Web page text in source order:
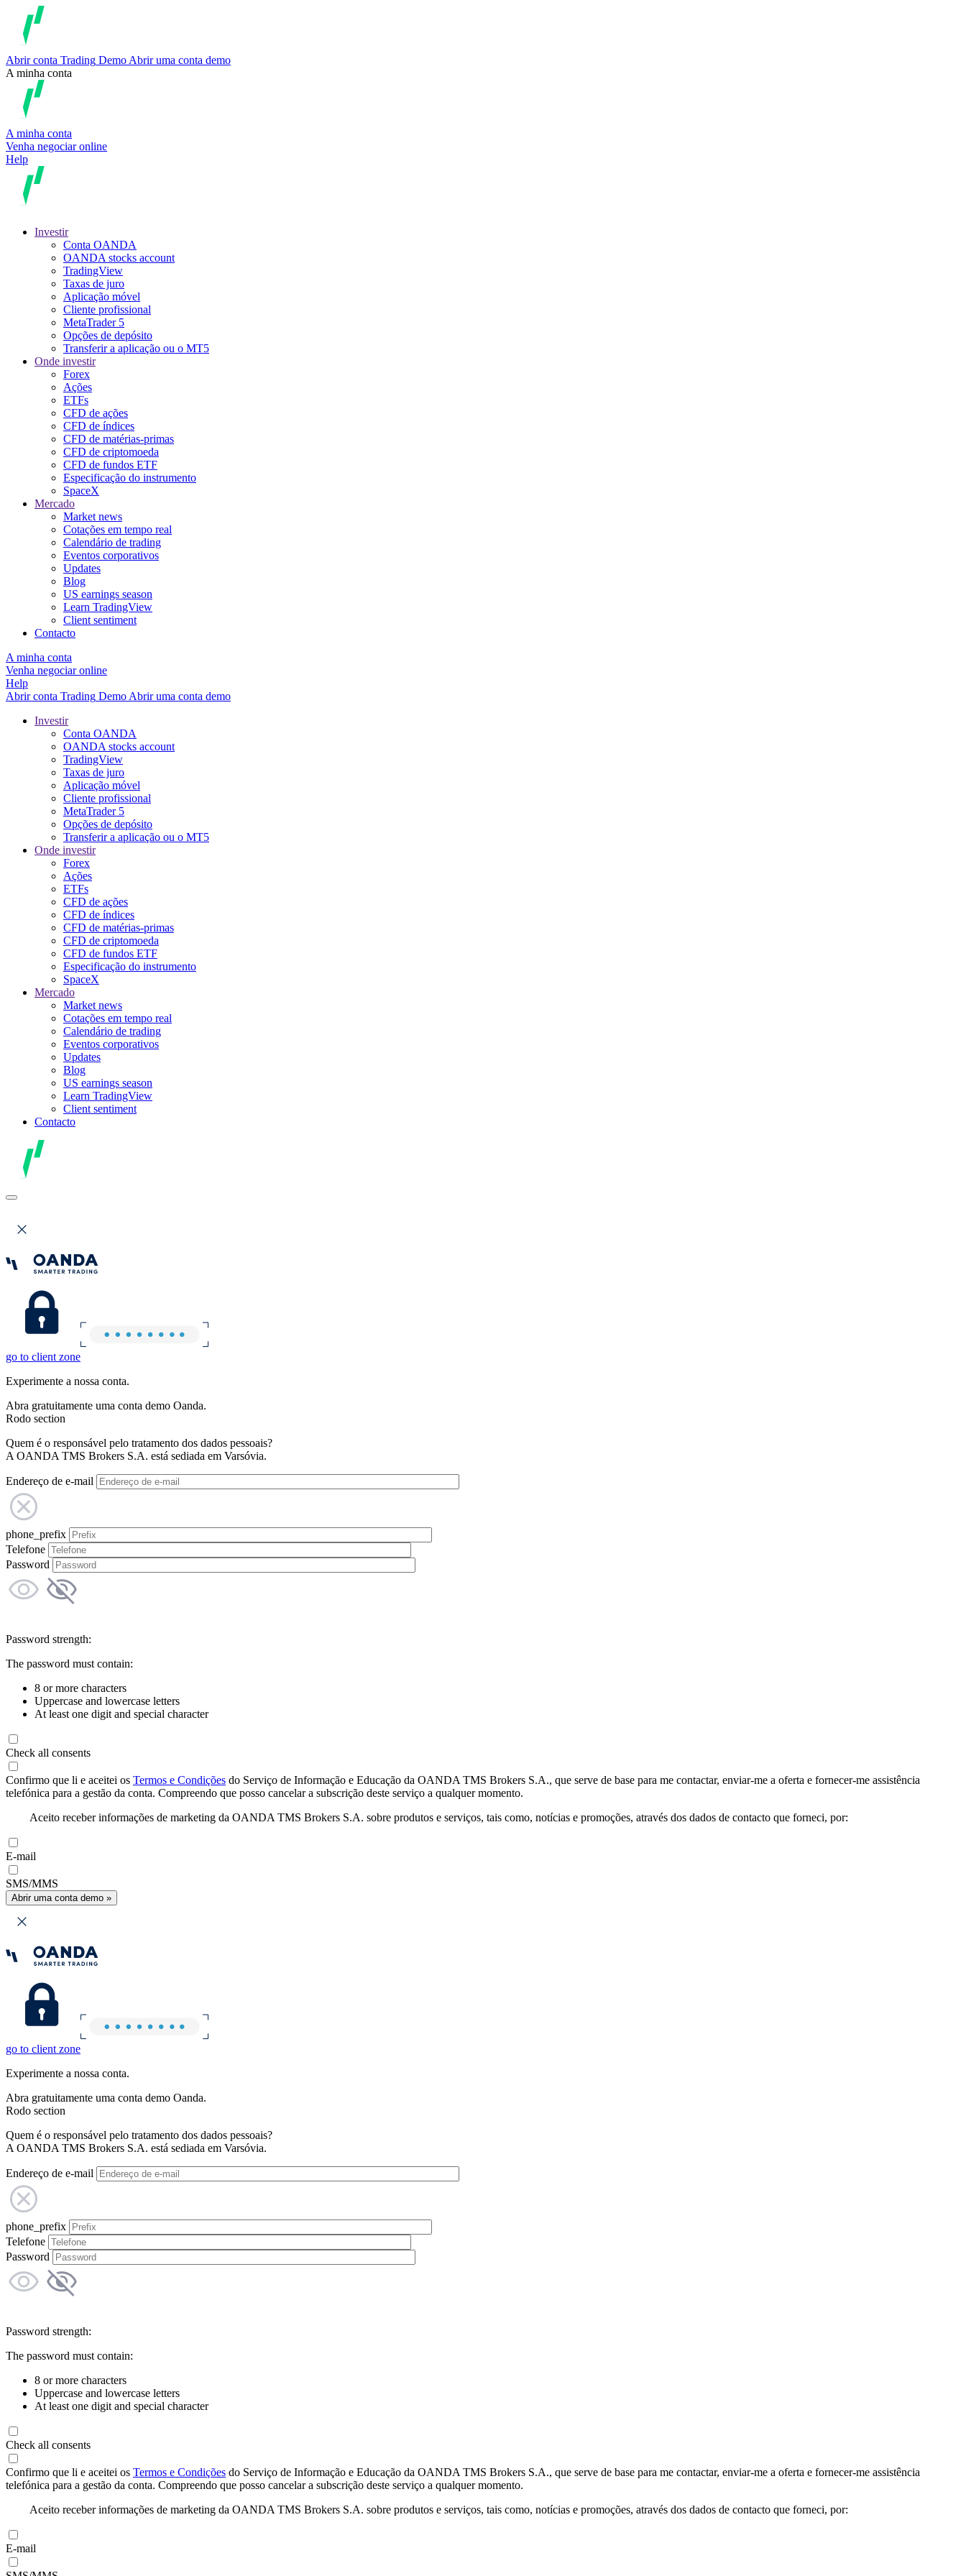
Abrir conta Trading Demo Abrir uma conta demo
A minha conta
A minha conta
Venha negociar online
Help
Investir
Conta OANDA
OANDA stocks account
TradingView
Taxas de juro
Aplicação móvel
Cliente profissional
MetaTrader 5
Opções de depósito
Transferir a aplicação ou o MT5
Onde investir
Forex
Ações
ETFs
CFD de ações
CFD de índices
CFD de matérias-primas
CFD de criptomoeda
CFD de fundos ETF
Especificação do instrumento
SpaceX
Mercado
Market news
Cotações em tempo real
Calendário de trading
Eventos corporativos
Updates
Blog
US earnings season
Learn TradingView
Client sentiment
Contacto
A minha conta
Venha negociar online
Help
Abrir conta Trading Demo Abrir uma conta demo
Investir
Conta OANDA
OANDA stocks account
TradingView
Taxas de juro
Aplicação móvel
Cliente profissional
MetaTrader 5
Opções de depósito
Transferir a aplicação ou o MT5
Onde investir
Forex
Ações
ETFs
CFD de ações
CFD de índices
CFD de matérias-primas
CFD de criptomoeda
CFD de fundos ETF
Especificação do instrumento
SpaceX
Mercado
Market news
Cotações em tempo real
Calendário de trading
Eventos corporativos
Updates
Blog
US earnings season
Learn TradingView
Client sentiment
Contacto
go to client zone
Experimente a nossa conta.
Abra gratuitamente uma conta demo Oanda.
Rodo section
Quem é o responsável pelo tratamento dos dados pessoais?
A OANDA TMS Brokers S.A. está sediada em Varsóvia.
Endereço de e-mail
phone_prefix
Telefone
Password
Password strength:
The password must contain:
8 or more characters
Uppercase and lowercase letters
At least one digit and special character
Check all consents
Confirmo que li e aceitei os Termos e Condições do Serviço de Informação e Educação da OANDA TMS Brokers S.A., que serve de base para me contactar, enviar-me a oferta e fornecer-me assistência
telefónica para a gestão da conta. Compreendo que posso cancelar a subscrição deste serviço a qualquer momento.
Aceito receber informações de marketing da OANDA TMS Brokers S.A. sobre produtos e serviços, tais como, notícias e promoções, através dos dados de contacto que forneci, por:
E-mail
SMS/MMS
Abrir uma conta demo »
go to client zone
Experimente a nossa conta.
Abra gratuitamente uma conta demo Oanda.
Rodo section
Quem é o responsável pelo tratamento dos dados pessoais?
A OANDA TMS Brokers S.A. está sediada em Varsóvia.
Endereço de e-mail
phone_prefix
Telefone
Password
Password strength:
The password must contain:
8 or more characters
Uppercase and lowercase letters
At least one digit and special character
Check all consents
Confirmo que li e aceitei os Termos e Condições do Serviço de Informação e Educação da OANDA TMS Brokers S.A., que serve de base para me contactar, enviar-me a oferta e fornecer-me assistência
telefónica para a gestão da conta. Compreendo que posso cancelar a subscrição deste serviço a qualquer momento.
Aceito receber informações de marketing da OANDA TMS Brokers S.A. sobre produtos e serviços, tais como, notícias e promoções, através dos dados de contacto que forneci, por:
E-mail